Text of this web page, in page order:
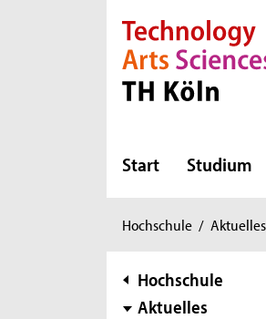
Direkt zur
Direkt zur
Direkt zum Inhalt
Direkt zum Fußbereich
Start Studium
Sie
hier:
Hochschule / Aktuelles
Subnavigation
Hochschule
Aktuelles